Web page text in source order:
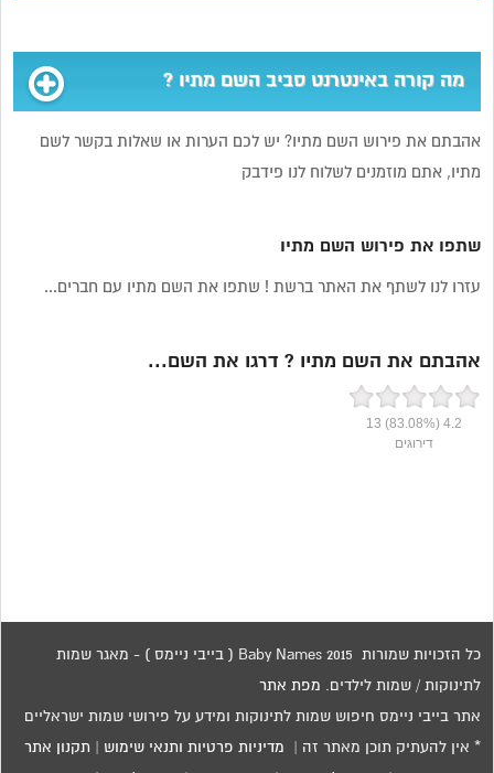
מה קורה באינטרנט סביב השם מתיו ?
אהבתם את פירוש השם מתיו? יש לכם הערות או שאלות בקשר לשם
מתיו, אתם מוזמנים לשלוח לנו פידבק
שתפו את פירוש השם מתיו
עזרו לנו לשתף את האתר ברשת ! שתפו את השם מתיו עם חברים...
אהבתם את השם מתיו ? דרגו את השם...
4.2
(83.08%)
13
דירוגים
כל הזכויות שמורות 2015 Baby Names ( בייבי ניימס ) - מאגר שמות
לתינוקות / שמות לילדים. מפת אתר
אתר בייבי ניימס חיפוש שמות לתינוקות ומידע על פירושי שמות ישראליים
* אין להעתיק תוכן מאתר זה | מדיניות פרטיות ותנאי שימוש תקנון אתר